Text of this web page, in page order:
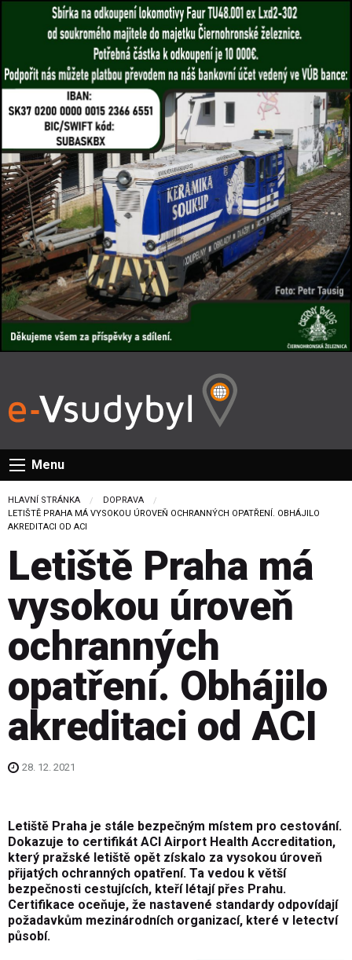
Menu
HLAVNÍ STRÁNKA
DOPRAVA
CURRENT:
LETIŠTĚ PRAHA MÁ VYSOKOU ÚROVEŇ OCHRANNÝCH OPATŘENÍ. OBHÁJILO
AKREDITACI OD ACI
Letiště Praha má
vysokou úroveň
ochranných
opatření. Obhájilo
akreditaci od ACI
28. 12. 2021
Letiště Praha je stále bezpečným místem pro cestování.
Dokazuje to certifikát ACI Airport Health Accreditation,
který pražské letiště opět získalo za vysokou úroveň
přijatých ochranných opatření. Ta vedou k větší
bezpečnosti cestujících, kteří létají přes Prahu.
Certifikace oceňuje, že nastavené standardy odpovídají
požadavkům mezinárodních organizací, které v letectví
působí.